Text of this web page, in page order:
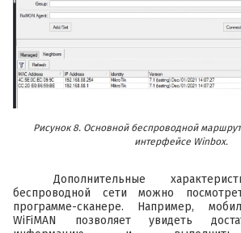
Рисунок 8. Основной беспроводной
интерфейсе Winbox.
Дополнительные
беспроводной сети можно
программе-сканере. Например,
WiFiMAN позволяет увидеть